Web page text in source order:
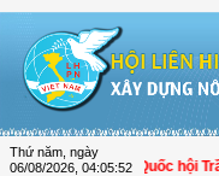
Thứ năm, ngày
06/08/2026 04:05:53
toàn | Đại biểu Quốc hội Trần
OK